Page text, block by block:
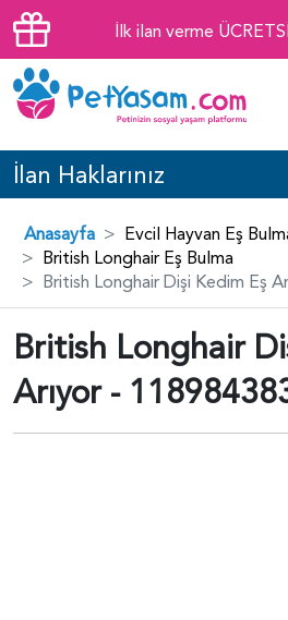
İlk ilan verme
İlan Haklarınız
Anasayfa Evcil Hayvan Eş
British Longhair Eş Bulma
British Longhair Dişi Kedim Eş
British Longhair
Arıyor -